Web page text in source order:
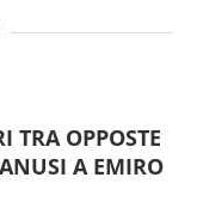
TRA OPPOSTE
A EMIRO